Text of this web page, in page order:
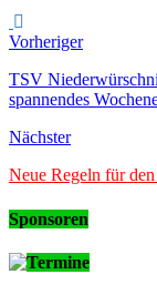
Vorheriger
TSV
spannendes
Nächster
Neue Regeln für
Sponsoren
Termine